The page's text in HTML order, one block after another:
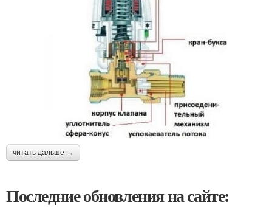
читать дальше →
Последние обновления на сайте: